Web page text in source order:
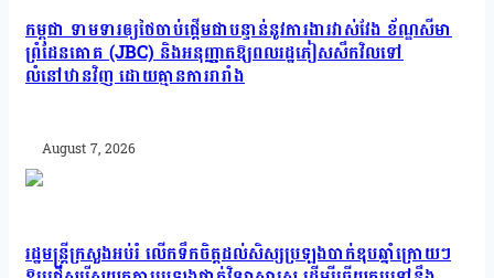
កម្ពុជា ទាមទារឲ្យថៃចាប់ផ្តើមជាបន្ទាន់នូវការងារវាស់វែង ខ័ណ្ឌសីមា
ព្រំដែនគោគ (JBC) និងអនុញ្ញាតឱ្យពលរដ្ឋភៀសសឹកវិលទៅ
លំនៅឋានវិញ ដោយគ្មានការរារាំង
August 7, 2026
រដ្ឋមន្រ្តីក្រសួងអប់រំ លើកទឹកចិត្តដល់សិស្សប្រឡងបាក់ឌុបឆ្នាំក្រោយៗ